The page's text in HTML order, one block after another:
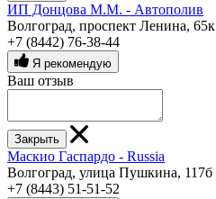
ИП Донцова М.М. - Автополив
Волгоград, проспект Ленина, 65к
+7 (8442) 76-38-44
Я рекомендую
Ваш отзыв
Закрыть
Маскио Гаспардо - Russia
Волгоград, улица Пушкина, 117б
+7 (8443) 51-51-52